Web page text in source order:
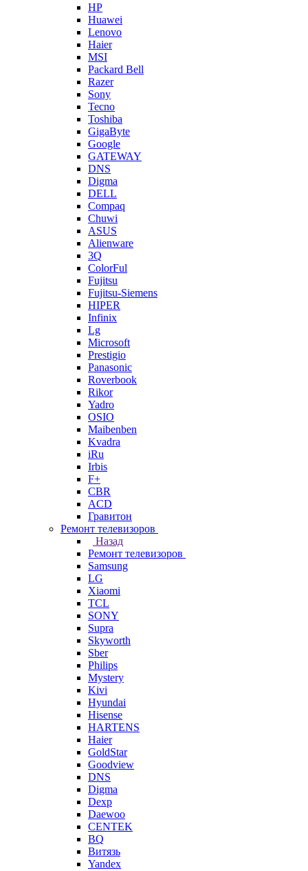
HP
Huawei
Lenovo
Haier
MSI
Packard Bell
Razer
Sony
Tecno
Toshiba
GigaByte
Google
GATEWAY
DNS
Digma
DELL
Compaq
Chuwi
ASUS
Alienware
3Q
ColorFul
Fujitsu
Fujitsu-Siemens
HIPER
Infinix
Lg
Microsoft
Prestigio
Panasonic
Roverbook
Rikor
Yadro
OSIO
Maibenben
Kvadra
iRu
Irbis
F+
CBR
ACD
Гравитон
Ремонт телевизоров
Назад
Ремонт телевизоров
Samsung
LG
Xiaomi
TCL
SONY
Supra
Skyworth
Sber
Philips
Mystery
Kivi
Hyundai
Hisense
HARTENS
Haier
GoldStar
Goodview
DNS
Digma
Dexp
Daewoo
CENTEK
BQ
Витязь
Yandex